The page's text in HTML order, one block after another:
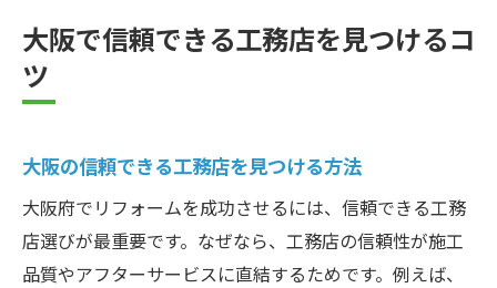
大阪で信頼できる工務店を見つけるコ
ツ
大阪の信頼できる工務店を見つける方法
大阪府でリフォームを成功させるには、信頼できる工務
店選びが最重要です。なぜなら、工務店の信頼性が施工
品質やアフターサービスに直結するためです。例えば、